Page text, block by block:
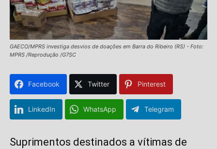
GAECO/MPRS investiga desvios de doações em Barra do Ribeiro (RS) - Foto:
MPRS /Reprodução /G7SC
Facebook Twitter Pinterest
LinkedIn WhatsApp Telegram
Suprimentos destinados a vítimas de